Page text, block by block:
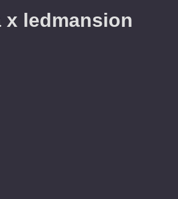
x ledmansion